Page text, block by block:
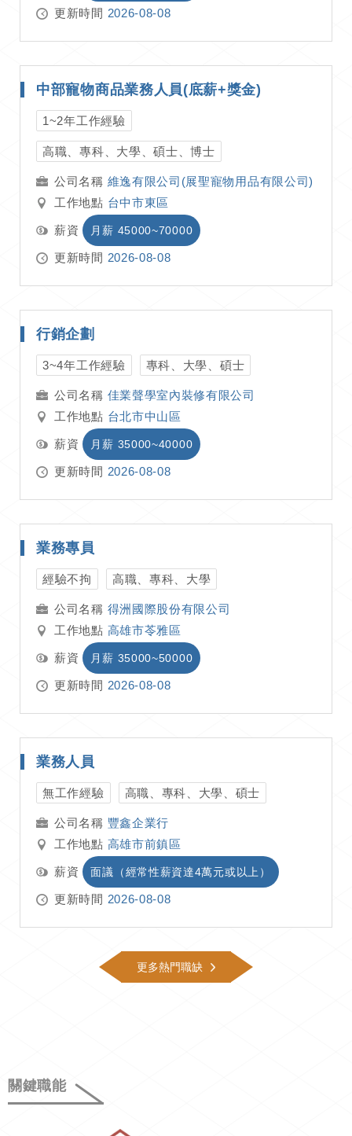
更新時間 2026-08-08
中部寵物商品業務人員(底薪+獎金)
1~2年工作經驗
高職、專科、大學、碩士、博士
維逸有限公司(展聖寵物用品有限公司)
工作地點 台中市東區
薪資 月薪 45000~70000
更新時間 2026-08-08
行銷企劃
3~4年工作經驗 專科、大學、碩士
佳業聲學室內裝修有限公司
工作地點 台北市中山區
薪資 月薪 35000~40000
更新時間 2026-08-08
業務專員
經驗不拘 高職、專科、大學
得洲國際股份有限公司
工作地點 高雄市苓雅區
薪資 月薪 35000~50000
更新時間 2026-08-08
業務人員
無工作經驗 高職、專科、大學、碩士
豐鑫企業行
工作地點 高雄市前鎮區
薪資 面議（經常性薪資達4萬元或以上）
更新時間 2026-08-08
更多熱門職缺
關鍵職能